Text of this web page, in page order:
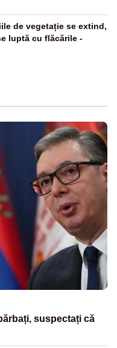
de vegetație se extind,
luptă cu flăcările -
suspectați că